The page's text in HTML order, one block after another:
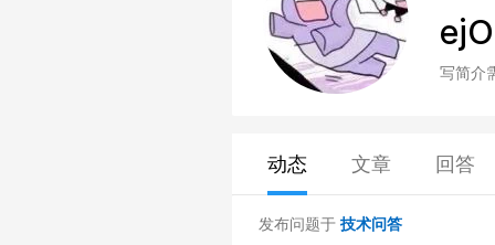
写简介
动态 文章 回答
发布问题于 技术问答